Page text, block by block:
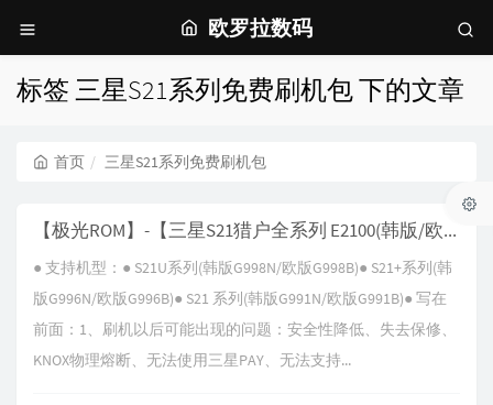
欧罗拉数码
标签 三星S21系列免费刷机包 下的文章
首页 三星S21系列免费刷机包
【极光ROM】-【三星S21猎户全系列 E2100(韩版/欧版) G99XX】-【V22.0 Android-T-WH5】
● 支持机型：● S21U系列(韩版G998N/欧版G998B)● S21+系列(韩
版G996N/欧版G996B)● S21 系列(韩版G991N/欧版G991B)● 写在
前面：1、刷机以后可能出现的问题：安全性降低、失去保修、
KNOX物理熔断、无法使用三星PAY、无法支持...